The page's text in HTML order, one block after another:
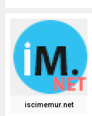
iscimemur.net